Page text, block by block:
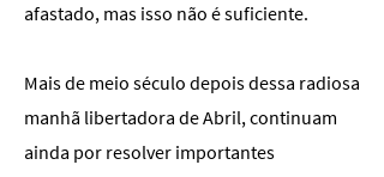
afastado, mas isso não é suficiente.
Mais de meio século depois dessa radiosa
manhã libertadora de Abril, continuam
ainda por resolver importantes